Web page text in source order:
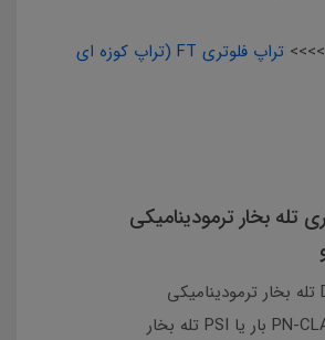
تراپ فلوتری FT (تراپ کوزه ای
تله بخار ترمودینامیکی
فشار کاری PN-CLASS بار یا PSI تله بخار